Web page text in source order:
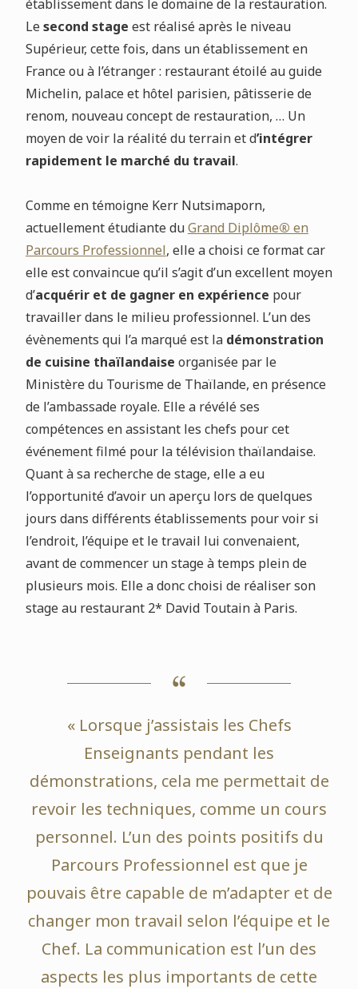
établissement dans le domaine de la restauration.
Lesecond stage est réalisé après le niveau
Supérieur, cette fois, dans un établissement en
France ou à l’étranger : restaurant étoilé au guide
Michelin, palace et hôtel parisien, pâtisserie de
renom, nouveau concept de restauration, … Un
moyen de voir la réalité du terrain et d’intégrer
rapidement le marché du travail.
Comme en témoigne Kerr Nutsimaporn,
actuellement étudiante duGrand Diplôme® en
Parcours Professionnel, elle a choisi ce format car
elle est convaincue qu’il s’agit d’un excellent moyen
d’acquérir et de gagner en expérience pour
travailler dans le milieu professionnel. L’un des
évènements qui l’a marqué est la démonstration
de cuisine thaïlandaise organisée par le
Ministère du Tourisme de Thaïlande, en présence
de l’ambassade royale. Elle a révélé ses
compétences en assistant les chefs pour cet
événement filmé pour la télévision thaïlandaise.
Quant à sa recherche de stage, elle a eu
l’opportunité d’avoir un aperçu lors de quelques
jours dans différents établissements pour voir si
l’endroit, l’équipe et le travail lui convenaient,
avant de commencer un stage à temps plein de
plusieurs mois. Elle a donc choisi de réaliser son
stage au restaurant 2* David Toutain à Paris.
« Lorsque j’assistais les Chefs
Enseignants pendant les
démonstrations, cela me permettait de
revoir les techniques, comme un cours
personnel. L’un des points positifs du
Parcours Professionnel est que je
pouvais être capable de m’adapter et de
changer mon travail selon l’équipe et le
Chef. La communication est l’un des
aspects les plus importants de cette